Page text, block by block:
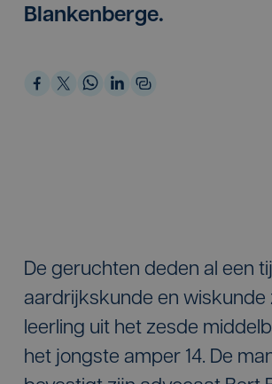
Blankenberge.
De geruchten deden al een
aardrijkskunde en wiskunde
leerling uit het zesde
het jongste amper 14. De